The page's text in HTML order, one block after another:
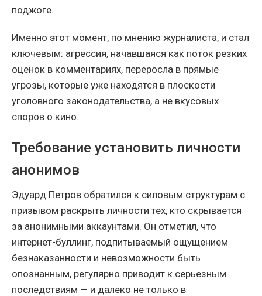
поджоге.
Именно этот момент, по мнению журналиста, и стал
ключевым: агрессия, начавшаяся как поток резких
оценок в комментариях, переросла в прямые
угрозы, которые уже находятся в плоскости
уголовного законодательства, а не вкусовых
споров о кино.
Требование установить личности
анонимов
Эдуард Петров обратился к силовым структурам с
призывом раскрыть личности тех, кто скрывается
за анонимными аккаунтами. Он отметил, что
интернет-буллинг, подпитываемый ощущением
безнаказанности и невозможности быть
опознанным, регулярно приводит к серьезным
последствиям — и далеко не только в